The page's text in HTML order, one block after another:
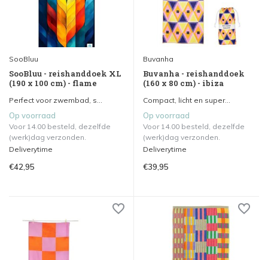
SooBluu
SooBluu - reishanddoek XL
(190 x 100 cm) - flame
Perfect voor zwembad, s...
Op voorraad
Voor 14.00 besteld, dezelfde
(werk)dag verzonden.
Deliverytime
€42,95
Buvanha
Buvanha - reishanddoek
(160 x 80 cm) - ibiza
Compact, licht en super...
Op voorraad
Voor 14.00 besteld, dezelfde
(werk)dag verzonden.
Deliverytime
€39,95